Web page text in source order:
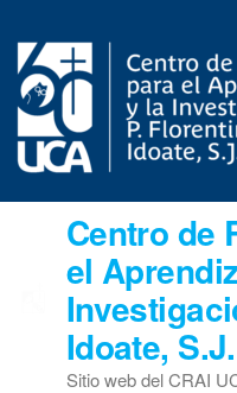
Centro de
el
Idoate, S.J.
Sitio web del CRAI